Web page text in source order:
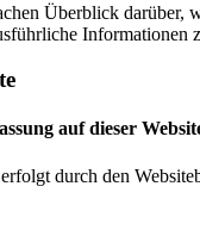
Überblick darüber,
Informationen
auf dieser
durch den